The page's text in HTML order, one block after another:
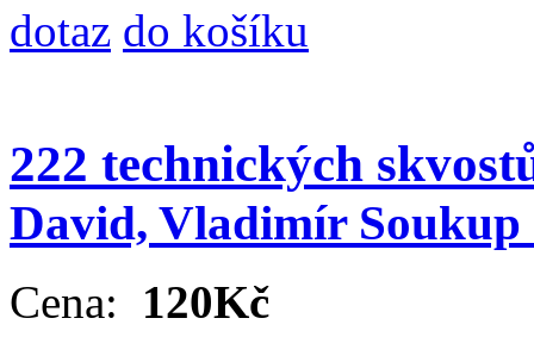
dotaz do košíku
222 technických
David, Vladimír Soukup
Cena: 120Kč